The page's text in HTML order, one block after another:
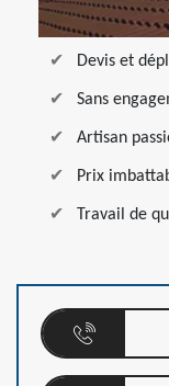
Devis et
Sans
Artisan
Prix
Travail de